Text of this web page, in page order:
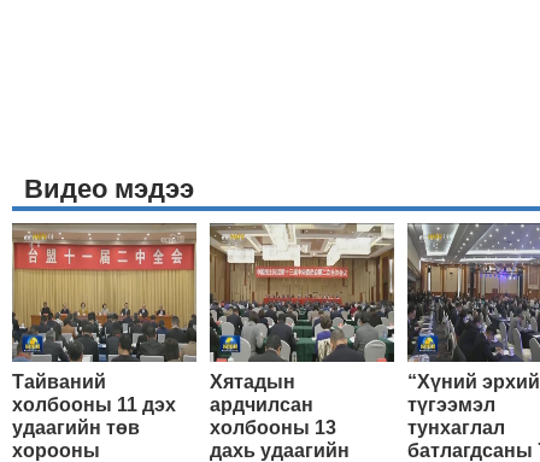
Видео мэдээ
Тайваний
холбооны 11 дэх
удаагийн төв
хорооны
Хятадын
ардчилсан
холбооны 13
дахь удаагийн
“Хүний
түгээмэл
тунхаглал
батлагдсаны